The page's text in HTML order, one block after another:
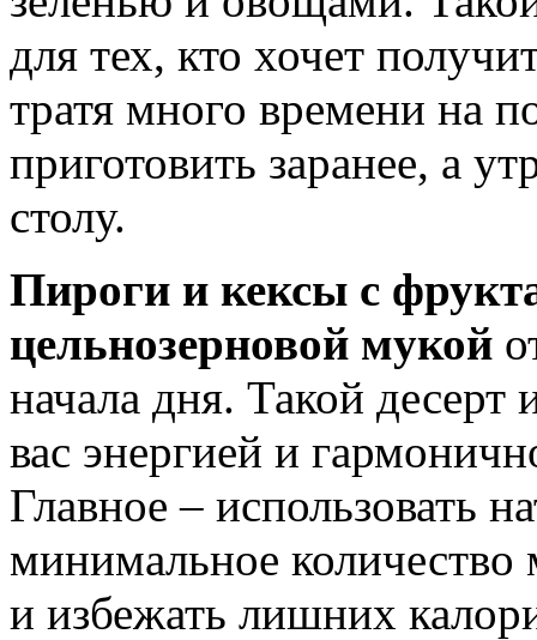
для тех, кто хочет
тратя много времени на
приготовить заранее, а
столу.
Пироги и кексы с
цельнозерновой мукой
начала дня. Такой десерт
вас энергией и
Главное – использовать
минимальное количество
и избежать лишних